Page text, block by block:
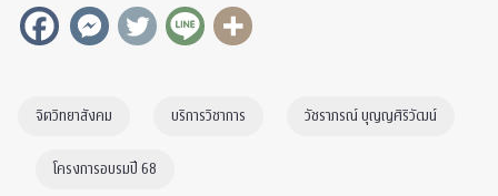
จิตวิทยาสังคม บริการวิชาการ วัชราภรณ์ บุญญศิริวัฒน์
โครงการอบรมปี 68